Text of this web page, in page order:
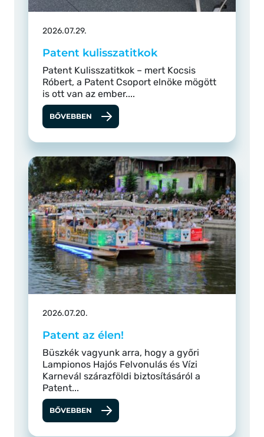
2026.07.29.
Patent kulisszatitkok
Patent Kulisszatitkok – mert Kocsis
Róbert, a Patent Csoport elnöke mögött
is ott van az ember....
BŐVEBBEN
2026.07.20.
Patent az élen!
Büszkék vagyunk arra, hogy a győri
Lampionos Hajós Felvonulás és Vízi
Karnevál szárazföldi biztosításáról a
Patent...
BŐVEBBEN